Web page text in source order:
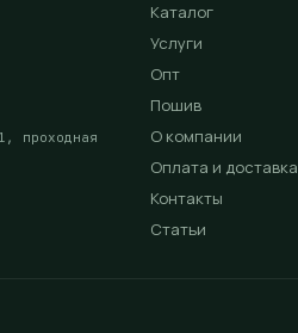
проходная
Каталог
Услуги
Опт
Пошив
О компании
Оплата и доставка
Контакты
Статьи